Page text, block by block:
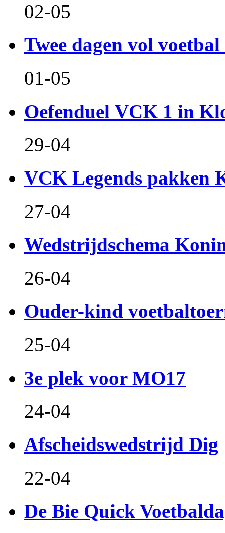
02-05
Twee dagen vol
01-05
Oefenduel VCK 1 in
29-04
VCK Legends pakken
27-04
Wedstrijdschema
26-04
Ouder-kind
25-04
3e plek voor MO17
24-04
Afscheidswedstrijd Dig
22-04
De Bie Quick